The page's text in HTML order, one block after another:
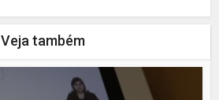
Veja também